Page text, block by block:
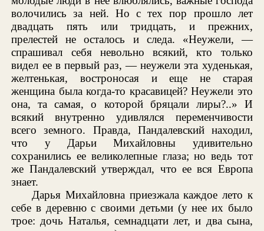
волочились за ней. Но с тех пор прошло лет
двадцать пять или тридцать, и прежних,
прелестей не осталось и следа. «Неужели, —
спрашивал себя невольно всякий, кто только
видел ее в первый раз, — неужели эта худенькая,
желтенькая, востроносая и еще не старая
женщина была когда-то красавицей? Неужели это
она, та самая, о которой бряцали лиры?..» И
всякий внутренно удивлялся переменчивости
всего земного. Правда, Пандалевский находил,
что у Дарьи Михайловны удивительно
сохранились ее великолепные глаза; но ведь тот
же Пандалевский утверждал, что ее вся Европа
знает.
Дарья Михайловна приезжала каждое лето к
себе в деревню с своими детьми (у нее их было
трое: дочь Наталья, семнадцати лет, и два сына,